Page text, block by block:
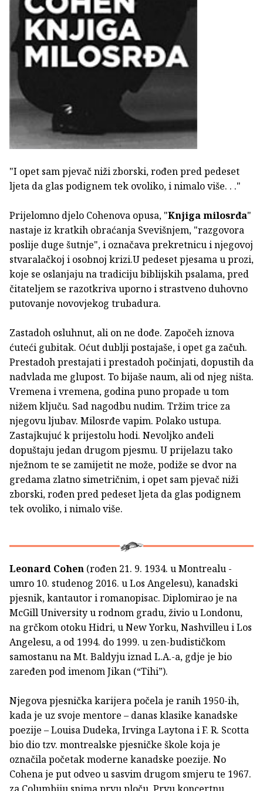
"I opet sam pjevač niži zborski, rođen pred pedeset
ljeta da glas podignem tek ovoliko, i nimalo više. . ."
Prijelomno djelo Cohenova opusa, "Knjiga milosrđa"
nastaje iz kratkih obraćanja Svevišnjem, "razgovora
poslije duge šutnje", i označava prekretnicu i njegovoj
stvaralačkoj i osobnoj krizi.U pedeset pjesama u prozi,
koje se oslanjaju na tradiciju biblijskih psalama, pred
čitateljem se razotkriva uporno i strastveno duhovno
putovanje novovjekog trubadura.
Zastadoh osluhnut, ali on ne dođe. Započeh iznova
ćuteći gubitak. Oćut dublji postajaše, i opet ga začuh.
Prestadoh prestajati i prestadoh počinjati, dopustih da
nadvlada me glupost. To bijaše naum, ali od njeg ništa.
Vremena i vremena, godina puno propade u tom
nižem ključu. Sad nagodbu nudim. Tržim trice za
njegovu ljubav. Milosrđe vapim. Polako ustupa.
Zastajkujuć k prijestolu hodi. Nevoljko anđeli
dopuštaju jedan drugom pjesmu. U prijelazu tako
nježnom te se zamijetit ne može, podiže se dvor na
gredama zlatno simetričnim, i opet sam pjevač niži
zborski, rođen pred pedeset ljeta da glas podignem
tek ovoliko, i nimalo više.
Leonard Cohen (rođen 21. 9. 1934. u Montrealu -
umro 10. studenog 2016. u Los Angelesu), kanadski
pjesnik, kantautor i romanopisac. Diplomirao je na
McGill University u rodnom gradu, živio u Londonu,
na grčkom otoku Hidri, u New Yorku, Nashvilleu i Los
Angelesu, a od 1994. do 1999. u zen-budističkom
samostanu na Mt. Baldyju iznad L.A.-a, gdje je bio
zaređen pod imenom Jikan (“Tihi”).
Njegova pjesnička karijera počela je ranih 1950-ih,
kada je uz svoje mentore – danas klasike kanadske
poezije – Louisa Dudeka, Irvinga Laytona i F. R. Scotta
bio dio tzv. montrealske pjesničke škole koja je
označila početak moderne kanadske poezije. No
Cohena je put odveo u sasvim drugom smjeru te 1967.